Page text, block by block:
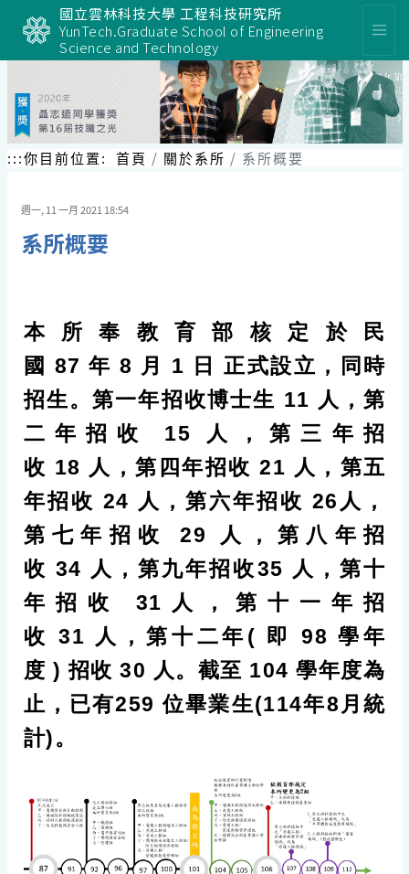
要
國立雲林科技大學 工程科技研究所
YunTech.Graduate School of Engineering
Science and Technology
:::你目前位置: 首頁 關於系所 系所概要
週一, 11 一月 2021 18:54
系所概要
本所奉教育部核定於民
國 87 年 8 月 1 日 正式設立，同時
招生。第一年招收博士生 11 人，第
二年招收 15 人，第三年招
收 18 人，第四年招收 21 人，第五
年招收 24 人，第六年招收 26人，
第七年招收 29 人，第八年招
收 34 人，第九年招收35 人，第十
年招收 31人，第十一年招
收 31 人，第十二年( 即 98 學年
度 ) 招收 30 人。截至 104 學年度為
止，已有259 位畢業生(114年8月統
計)。